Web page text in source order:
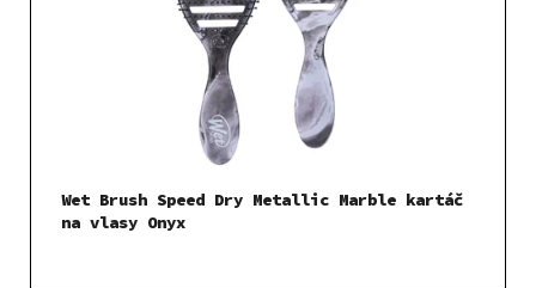
Wet Brush Speed Dry Metallic Marble kartáč
na vlasy Onyx